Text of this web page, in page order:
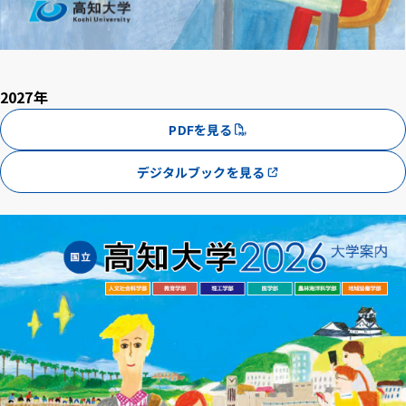
2027年
PDFを見る
デジタルブックを見る